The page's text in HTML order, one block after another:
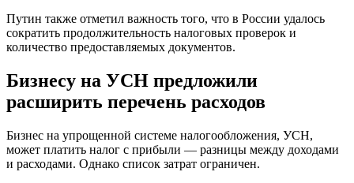
Путин также отметил важность того, что в России удалось
сократить продолжительность налоговых проверок и
количество предоставляемых документов.
Бизнесу на УСН предложили
расширить перечень расходов
Бизнес на упрощенной системе налогообложения, УСН,
может платить налог с прибыли — разницы между доходами
и расходами. Однако список затрат ограничен.